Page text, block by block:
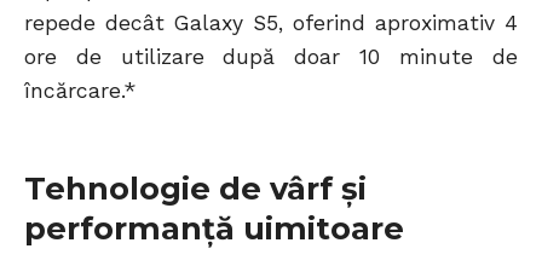
repede decât Galaxy S5, oferind aproximativ 4
ore de utilizare după doar 10 minute de
încărcare.*
Tehnologie de vârf și
performanță uimitoare